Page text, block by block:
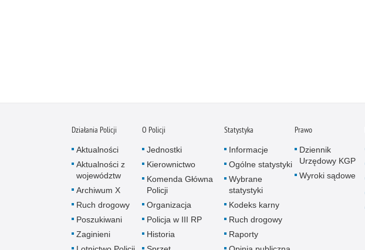
Działania Policji
Aktualności
Aktualności z
województw
Archiwum X
Ruch drogowy
Poszukiwani
Zaginieni
O Policji
Jednostki
Kierownictwo
Komenda Główna
Policji
Organizacja
Policja w III RP
Historia
Statystyka
Informacje
Ogólne statystyki
Wybrane
statystyki
Kodeks karny
Ruch drogowy
Raporty
Prawo
Dziennik
Urzędowy KGP
Wyroki sądowe